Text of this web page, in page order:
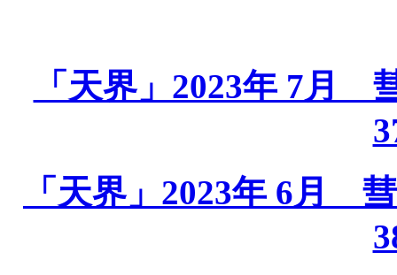
「天界」2023年 7月
「天界」2023年 6月